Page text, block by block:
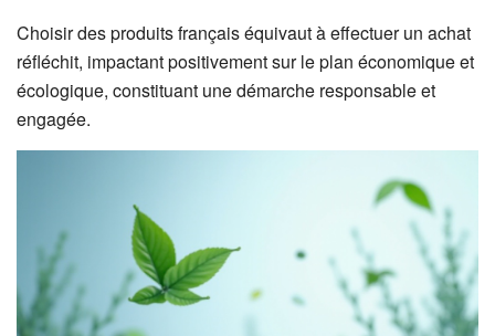
Choisir des produits français équivaut à effectuer un achat
réfléchit, impactant positivement sur le plan économique et
écologique, constituant une démarche responsable et
engagée.